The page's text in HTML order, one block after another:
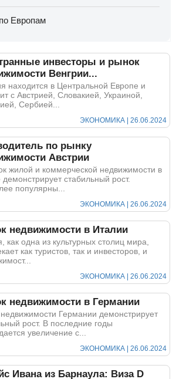
Европам
инвесторы и рынок
Венгрии...
находится в Центральной Европе и
с Австрией, Словакией, Украиной,
Сербией...
ЭКОНОМИКА | 26.06.2024
по рынку
Австрии
жилой и коммерческой недвижимости в
демонстрирует стабильный рост.
популярны...
ЭКОНОМИКА | 26.06.2024
недвижимости в Италии
как одна из культурных столиц мира,
как туристов, так и инвесторов, и
ЭКОНОМИКА | 26.06.2024
недвижимости в Германии
Германии демонстрирует
рост. В последние годы
увеличение с...
ЭКОНОМИКА | 26.06.2024
Ивана из Барнаула: Виза D